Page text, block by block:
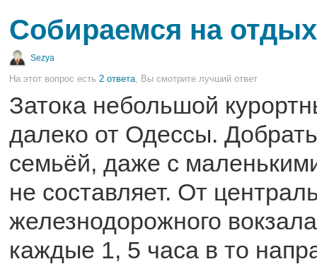
Собираемся на
Sezya
На этот вопрос есть 2 ответа , Вы смотрите лучший ответ
Затока небольшой
далеко от Одессы.
семьёй, даже с
не составляет. От
железнодорожного
каждые 1, 5 часа в то